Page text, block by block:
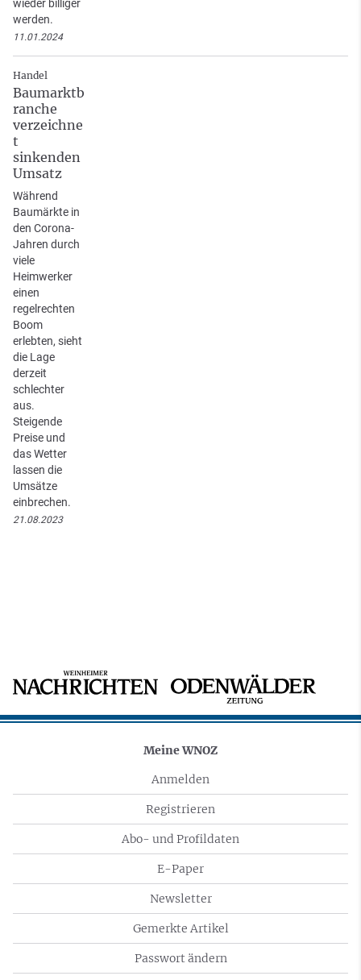
wieder billiger
werden.
11.01.2024
Handel
Baumarktb
ranche
verzeichne
t
sinkenden
Umsatz
Während
Baumärkte in
den Corona-
Jahren durch
viele
Heimwerker
einen
regelrechten
Boom
erlebten, sieht
die Lage
derzeit
schlechter
aus.
Steigende
Preise und
das Wetter
lassen die
Umsätze
einbrechen.
21.08.2023
Meine WNOZ
Anmelden
Registrieren
Abo- und Profildaten
E-Paper
Newsletter
Gemerkte Artikel
Passwort ändern